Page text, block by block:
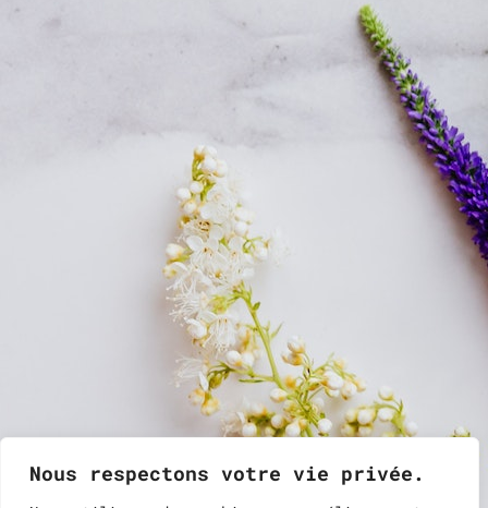
Nous respectons votre vie privée.